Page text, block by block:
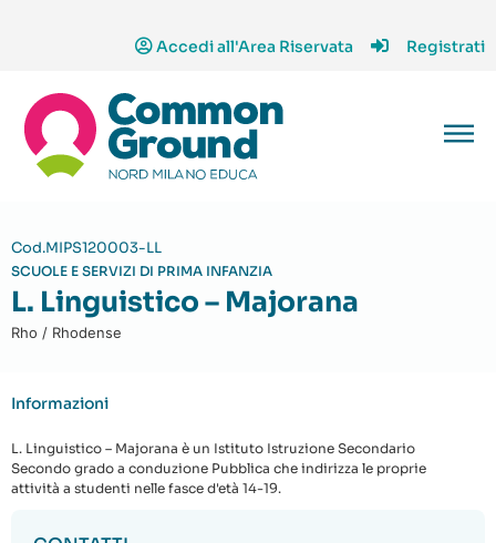
Accedi all'Area Riservata Registrati
Cod.MIPS120003-LL
SCUOLE E SERVIZI DI PRIMA INFANZIA
L. Linguistico – Majorana
Rho / Rhodense
Informazioni
L. Linguistico – Majorana è un Istituto Istruzione Secondario
Secondo grado a conduzione Pubblica che indirizza le proprie
attività a studenti nelle fasce d'età 14-19.